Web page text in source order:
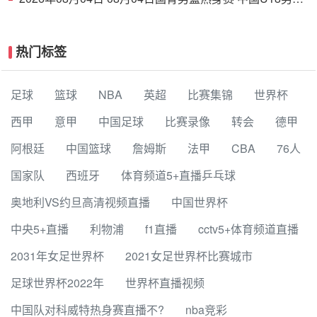
热门标签
足球 篮球 NBA 英超 比赛集锦
世界杯
西甲
意甲 中国足球 比赛录像 转会
德甲
阿根廷
中国篮球 詹姆斯 法甲 CBA
76人
国家队
西班牙
体育频道5+直播乒乓球
奥地利VS约旦高清视频直播
中国世界杯
中央5+直播
利物浦 f1直播
cctv5+体育频道直播
2031年女足世界杯
2021女足世界杯比赛城市
足球世界杯2022年
世界杯直播视频
中国队对科威特热身赛直播不?
nba竞彩